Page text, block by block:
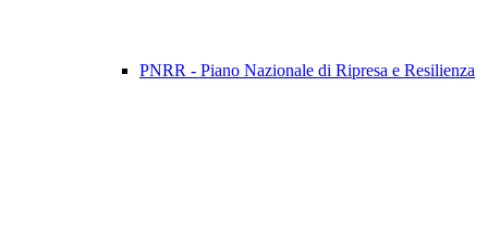
PNRR - Piano Nazionale di Ripresa e Resilienza